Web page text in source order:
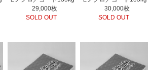
29,000枚
SOLD OUT
30,000枚
SOLD OUT